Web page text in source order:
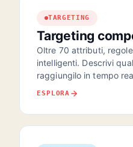
TARGETING
Targeting
Oltre 70 attributi,
intelligenti. Descrivi
raggiungilo in tempo
ESPLORA